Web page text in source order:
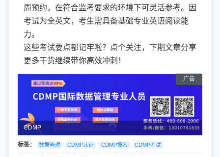
周预约，在符合监考要求的环境下可灵活参考。因
考试为全英文，考生需具备基础专业英语阅读能
力。
这些考试要点都记牢啦？点个关注，下期文章分享
更多干货继续带你高效冲刺！
CDMP
标签： 数据管理 CDMP认证 CDMP报名 CDMP考试